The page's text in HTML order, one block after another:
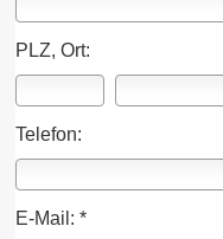
PLZ, Ort:
Telefon:
E-Mail: *